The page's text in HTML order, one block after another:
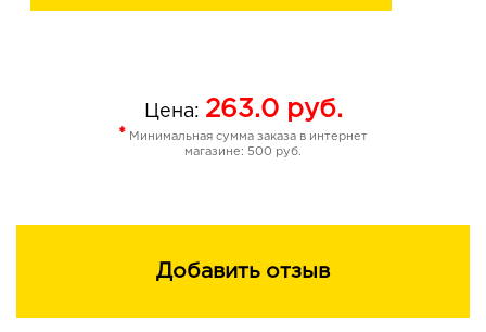
Цена: 263.0руб.
* Минимальная сумма заказа в интернет
магазине: 500 руб.
Добавить отзыв